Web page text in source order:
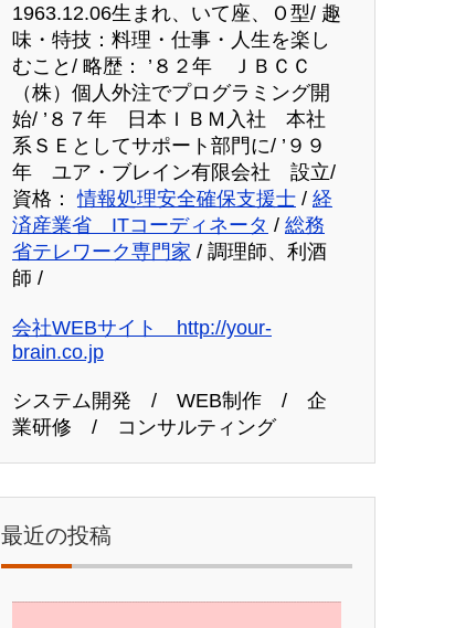
1963.12.06生まれ、いて座、Ｏ型/ 趣
味・特技：料理・仕事・人生を楽し
むこと/ 略歴： ’８２年 ＪＢＣＣ
（株）個人外注でプログラミング開
始/ ’８７年 日本ＩＢＭ入社 本社
系ＳＥとしてサポート部門に/ ’９９
年 ユア・ブレイン有限会社 設立/
資格：情報処理安全確保支援士 / 経
済産業省 ITコーディネータ / 総務
省テレワーク専門家 / 調理師、利酒
師 /
会社WEBサイト http://your-
brain.co.jp
システム開発 / WEB制作 / 企
業研修 / コンサルティング
最近の投稿